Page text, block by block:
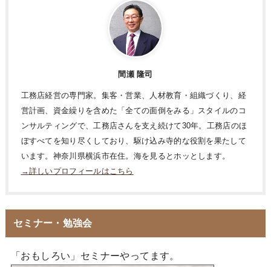
間瀬 隆司
工務店経営の専門家。集客・営業、人材教育・組織づくり、経
営計画、資金繰りを含めた「全ての面倒をみる」スタイルのコ
ンサルティングで、工務店さんを支え続けて30年。工務店のほ
ぼすべてを知り尽くしており、駆け込み寺的な役割を果たして
います。神奈川県横浜市在住。海を見るとホッとします。
→詳しいプロフィールはこちら
セミナー・勉強会
「おもしろい」セミナーやってます。